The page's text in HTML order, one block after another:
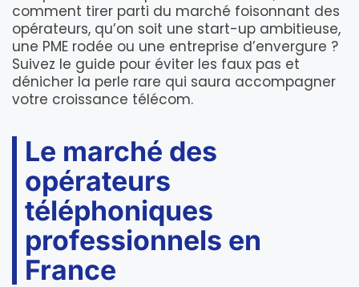
comment tirer parti du marché foisonnant des
opérateurs, qu’on soit une start-up ambitieuse,
une PME rodée ou une entreprise d’envergure ?
Suivez le guide pour éviter les faux pas et
dénicher la perle rare qui saura accompagner
votre croissance télécom.
Le marché des
opérateurs
téléphoniques
professionnels en
France